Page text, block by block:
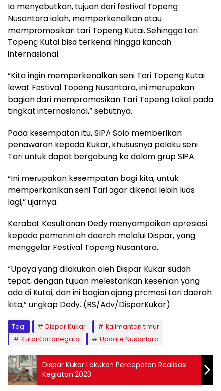
Ia menyebutkan, tujuan dari festival Topeng
Nusantara ialah, memperkenalkan atau
mempromosikan tari Topeng Kutai. Sehingga tari
Topeng Kutai bisa terkenal hingga kancah
internasional.
“Kita ingin memperkenalkan seni Tari Topeng Kutai
lewat Festival Topeng Nusantara, ini merupakan
bagian dari mempromosikan Tari Topeng Lokal pada
tingkat internasional,” sebutnya.
Pada kesempatan itu, SIPA Solo memberikan
penawaran kepada Kukar, khususnya pelaku seni
Tari untuk dapat bergabung ke dalam grup SIPA.
“Ini merupakan kesempatan bagi kita, untuk
memperkanlkan seni Tari agar dikenal lebih luas
lagi,” ujarnya.
Kerabat Kesultanan Dedy menyampaikan apresiasi
kepada pemerintah daerah melalui Dispar, yang
menggelar Festival Topeng Nusantara.
“Upaya yang dilakukan oleh Dispar Kukar sudah
tepat, dengan tujuan melestarikan kesenian yang
ada di Kutai, dan ini bagian ajang promosi tari daerah
kita,” ungkap Dedy. (RS/Adv/DisparKukar)
Tag: Dispar Kukar
kalimantan timur
Kutai Kartanegara
Update Nusantara
Dispar Kukar Lakukan Percepatan Realisasi
Kegiatan 2023